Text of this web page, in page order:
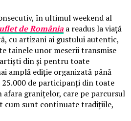
în ultimul weekend al
de România a readus la viață
cu artizani ai gustului autentic,
tainele unor meserii transmise
din și pentru toate
amplă ediție organizată până
25.000 de participanți din toate
granițelor, care pe parcursul
cum sunt continuate tradițiile,